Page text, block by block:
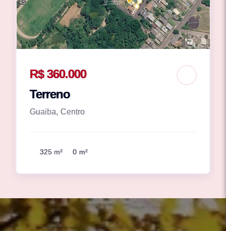
R$ 360.000
Terreno
Guaiba, Centro
325 m² 0 m²